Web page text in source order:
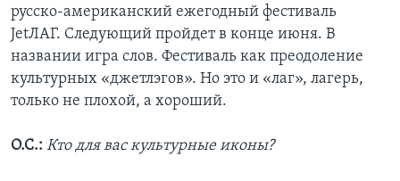
русско-американский ежегодный фестиваль
JetЛАГ. Следующий пройдет в конце июня. В
названии игра слов. Фестиваль как преодоление
культурных «джетлэгов». Но это и «лаг», лагерь,
только не плохой, а хороший.
О.С.: Кто для вас культурные иконы?